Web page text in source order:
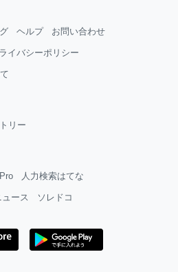
ヘルプ お問い合わせ
イバシーポリシー
リー
人力検索はてな
ース ソレドコ